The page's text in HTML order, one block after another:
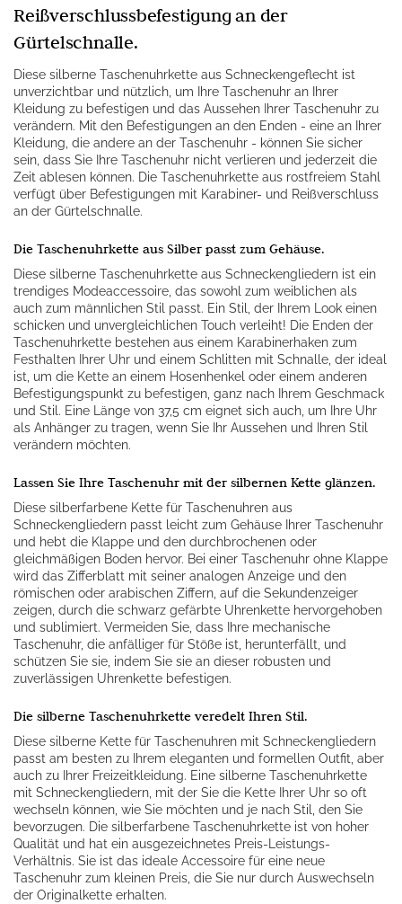
Reißverschlussbefestigung an der
Gürtelschnalle.
Diese silberne Taschenuhrkette aus Schneckengeflecht ist
unverzichtbar und nützlich, um Ihre Taschenuhr an Ihrer
Kleidung zu befestigen und das Aussehen Ihrer Taschenuhr zu
verändern. Mit den Befestigungen an den Enden - eine an Ihrer
Kleidung, die andere an der Taschenuhr - können Sie sicher
sein, dass Sie Ihre Taschenuhr nicht verlieren und jederzeit die
Zeit ablesen können. Die Taschenuhrkette aus rostfreiem Stahl
verfügt über Befestigungen mit Karabiner- und Reißverschluss
an der Gürtelschnalle.
Die Taschenuhrkette aus Silber passt zum Gehäuse.
Diese silberne Taschenuhrkette aus Schneckengliedern ist ein
trendiges Modeaccessoire, das sowohl zum weiblichen als
auch zum männlichen Stil passt. Ein Stil, der Ihrem Look einen
schicken und unvergleichlichen Touch verleiht! Die Enden der
Taschenuhrkette bestehen aus einem Karabinerhaken zum
Festhalten Ihrer Uhr und einem Schlitten mit Schnalle, der ideal
ist, um die Kette an einem Hosenhenkel oder einem anderen
Befestigungspunkt zu befestigen, ganz nach Ihrem Geschmack
und Stil. Eine Länge von 37,5 cm eignet sich auch, um Ihre Uhr
als Anhänger zu tragen, wenn Sie Ihr Aussehen und Ihren Stil
verändern möchten.
Lassen Sie Ihre Taschenuhr mit der silbernen Kette glänzen.
Diese silberfarbene Kette für Taschenuhren aus
Schneckengliedern passt leicht zum Gehäuse Ihrer Taschenuhr
und hebt die Klappe und den durchbrochenen oder
gleichmäßigen Boden hervor. Bei einer Taschenuhr ohne Klappe
wird das Zifferblatt mit seiner analogen Anzeige und den
römischen oder arabischen Ziffern, auf die Sekundenzeiger
zeigen, durch die schwarz gefärbte Uhrenkette hervorgehoben
und sublimiert. Vermeiden Sie, dass Ihre mechanische
Taschenuhr, die anfälliger für Stöße ist, herunterfällt, und
schützen Sie sie, indem Sie sie an dieser robusten und
zuverlässigen Uhrenkette befestigen.
Die silberne Taschenuhrkette veredelt Ihren Stil.
Diese silberne Kette für Taschenuhren mit Schneckengliedern
passt am besten zu Ihrem eleganten und formellen Outfit, aber
auch zu Ihrer Freizeitkleidung. Eine silberne Taschenuhrkette
mit Schneckengliedern, mit der Sie die Kette Ihrer Uhr so oft
wechseln können, wie Sie möchten und je nach Stil, den Sie
bevorzugen. Die silberfarbene Taschenuhrkette ist von hoher
Qualität und hat ein ausgezeichnetes Preis-Leistungs-
Verhältnis. Sie ist das ideale Accessoire für eine neue
Taschenuhr zum kleinen Preis, die Sie nur durch Auswechseln
der Originalkette erhalten.